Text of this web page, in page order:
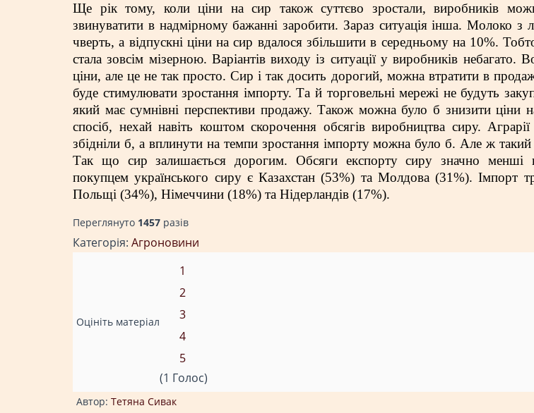
Ще рік тому, коли ціни на сир також суттєво зростали, виробників
звинуватити в надмірному бажанні заробити. Зараз ситуація інша. Молоко з
чверть, а відпускні ціни на сир вдалося збільшити в середньому на 10%.
стала зовсім мізерною. Варіантів виходу із ситуації у виробників
ціни, але це не так просто. Сир і так досить дорогий, можна втратити в
буде стимулювати зростання імпорту. Та й торговельні мережі не будуть
який має сумнівні перспективи продажу. Також можна було б знизити ціни
спосіб, нехай навіть коштом скорочення обсягів виробництва сиру.
збідніли б, а вплинути на темпи зростання імпорту можна було б. Але ж такий
Так що сир залишається дорогим. Обсяги експорту сиру значно менші
покупцем українського сиру є Казахстан (53%) та Молдова (31%). Імпорт
Польщі (34%), Німеччини (18%) та Нідерландів (17%).
Переглянуто 1457 разiв
Категорія: Агроновини
Оцініть матеріал
1
2
3
4
5
(1 Голос)
Автор: Тетяна Сивак